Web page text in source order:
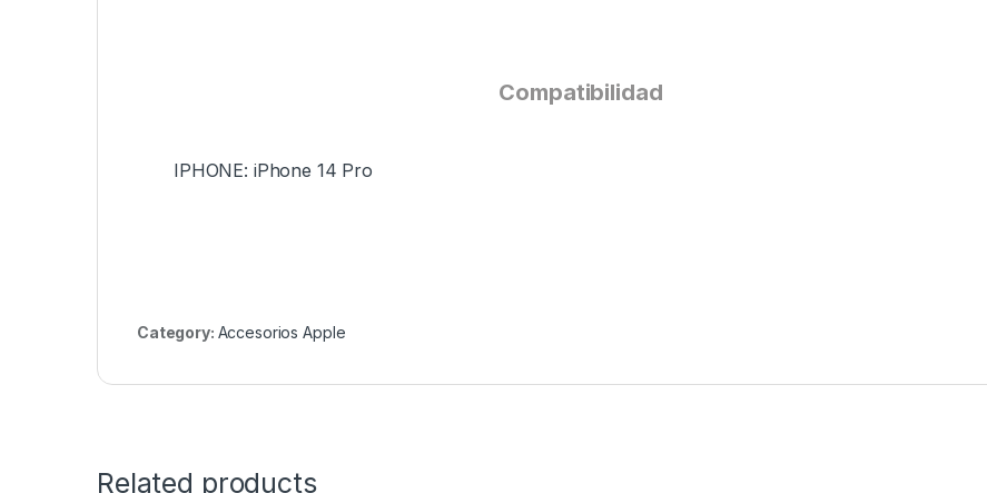
Compatibilidad
IPHONE: iPhone 14 Pro
Category: Accesorios Apple
Related products